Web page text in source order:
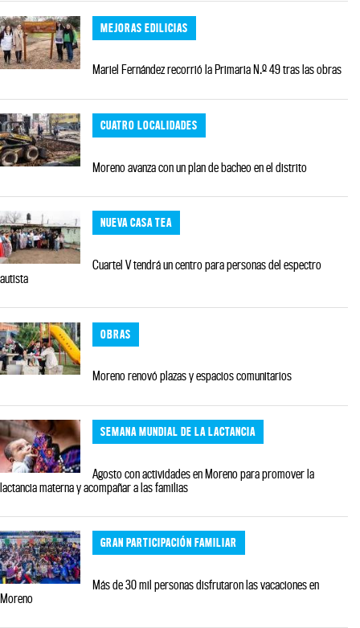
MEJORAS EDILICIAS
Mariel Fernández recorrió la Primaria N.º 49 tras las obras
CUATRO LOCALIDADES
Moreno avanza con un plan de bacheo en el distrito
NUEVA CASA TEA
Cuartel V tendrá un centro para personas del espectro
autista
OBRAS
Moreno renovó plazas y espacios comunitarios
SEMANA MUNDIAL DE LA LACTANCIA
Agosto con actividades en Moreno para promover la
lactancia materna y acompañar a las familias
GRAN PARTICIPACIÓN FAMILIAR
Más de 30 mil personas disfrutaron las vacaciones en
Moreno